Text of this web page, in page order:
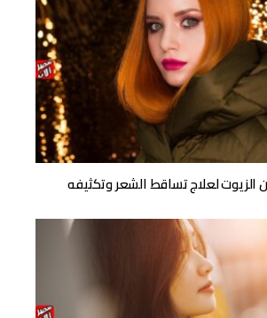
لعلاج تساقط الشعر وتكثيفه